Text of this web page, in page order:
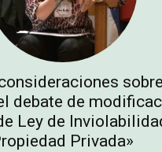
debate de
Ley de
Privada»